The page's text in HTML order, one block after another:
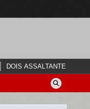
DOIS ASSALTANTES